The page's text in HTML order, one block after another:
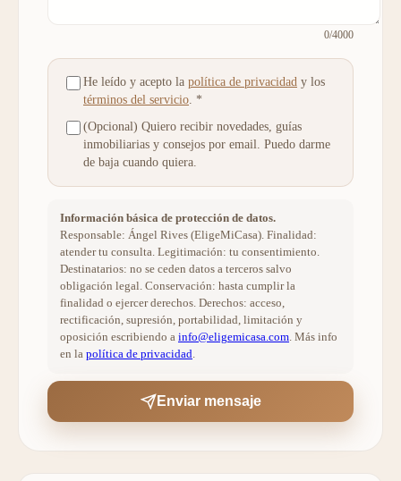
0/4000
He leído y acepto la política de privacidad y los
términos del servicio. *
(Opcional) Quiero recibir novedades, guías
inmobiliarias y consejos por email. Puedo darme
de baja cuando quiera.
Información básica de protección de datos.
Responsable: Ángel Rives (EligeMiCasa). Finalidad:
atender tu consulta. Legitimación: tu consentimiento.
Destinatarios: no se ceden datos a terceros salvo
obligación legal. Conservación: hasta cumplir la
finalidad o ejercer derechos. Derechos: acceso,
rectificación, supresión, portabilidad, limitación y
oposición escribiendo a info@eligemicasa.com. Más info
en la política de privacidad.
Enviar mensaje